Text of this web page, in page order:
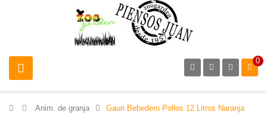
0
> Anim. de granja > Gaun Bebedero Pollos 12 Litros Naranja